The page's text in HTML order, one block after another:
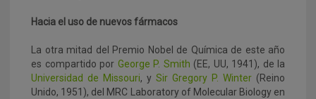
Hacia el uso de nuevos fármacos
La otra mitad del Premio Nobel de Química de este año
es compartido por George P. Smith (EE, UU, 1941), de la
Universidad de Missouri, y Sir Gregory P. Winter (Reino
Unido, 1951), del MRC Laboratory of Molecular Biology en